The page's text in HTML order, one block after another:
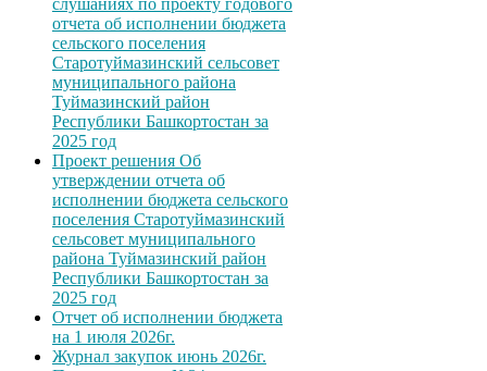
отчета об исполнении бюджета
сельского поселения
Старотуймазинский сельсовет
муниципального района
Туймазинский район
Республики Башкортостан за
2025 год
Проект решения Об
утверждении отчета об
исполнении бюджета сельского
поселения Старотуймазинский
сельсовет муниципального
района Туймазинский район
Республики Башкортостан за
2025 год
Отчет об исполнении бюджета
на 1 июля 2026г.
Журнал закупок июнь 2026г.